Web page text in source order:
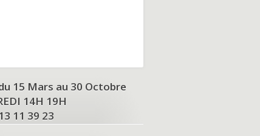
15 Mars au 30 Octobre
14H 19H
11 39 23